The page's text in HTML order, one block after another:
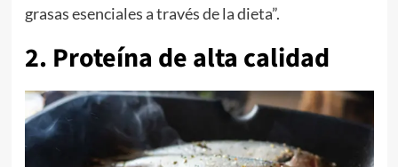
grasas esenciales a través de la dieta”.
2. Proteína de alta calidad